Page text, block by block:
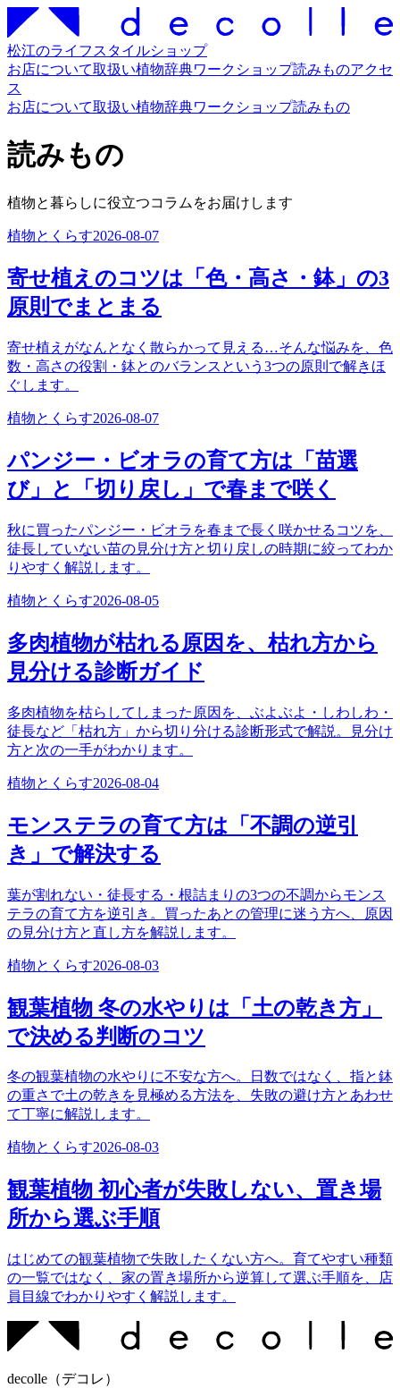
松江のライフスタイルショップ
お店について取扱い植物辞典ワークショップ読みものアクセ
ス
お店について取扱い植物辞典ワークショップ読みもの
読みもの
植物と暮らしに役立つコラムをお届けします
植物とくらす2026-08-07
寄せ植えのコツは「色・高さ・鉢」の3
原則でまとまる
寄せ植えがなんとなく散らかって見える…そんな悩みを、色
数・高さの役割・鉢とのバランスという3つの原則で解きほ
ぐします。
植物とくらす2026-08-07
パンジー・ビオラの育て方は「苗選
び」と「切り戻し」で春まで咲く
秋に買ったパンジー・ビオラを春まで長く咲かせるコツを、
徒長していない苗の見分け方と切り戻しの時期に絞ってわか
りやすく解説します。
植物とくらす2026-08-05
多肉植物が枯れる原因を、枯れ方から
見分ける診断ガイド
多肉植物を枯らしてしまった原因を、ぶよぶよ・しわしわ・
徒長など「枯れ方」から切り分ける診断形式で解説。見分け
方と次の一手がわかります。
植物とくらす2026-08-04
モンステラの育て方は「不調の逆引
き」で解決する
葉が割れない・徒長する・根詰まりの3つの不調からモンス
テラの育て方を逆引き。買ったあとの管理に迷う方へ、原因
の見分け方と直し方を解説します。
植物とくらす2026-08-03
観葉植物 冬の水やりは「土の乾き方」
で決める判断のコツ
冬の観葉植物の水やりに不安な方へ。日数ではなく、指と鉢
の重さで土の乾きを見極める方法を、失敗の避け方とあわせ
て丁寧に解説します。
植物とくらす2026-08-03
観葉植物 初心者が失敗しない、置き場
所から選ぶ手順
はじめての観葉植物で失敗したくない方へ。育てやすい種類
の一覧ではなく、家の置き場所から逆算して選ぶ手順を、店
員目線でわかりやすく解説します。
decolle （デコレ ）